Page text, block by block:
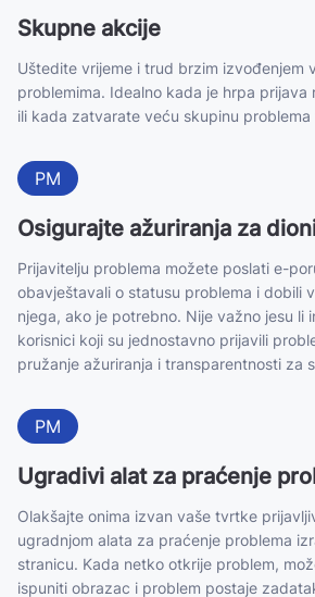
Skupne akcije
Uštedite vrijeme i trud brzim izvođenjem
problemima. Idealno kada je hrpa prijava
ili kada zatvarate veću skupinu problema
PM
Osigurajte ažuriranja za
Prijavitelju problema možete poslati e-
obavještavali o statusu problema i dobili
njega, ako je potrebno. Nije važno jesu li
korisnici koji su jednostavno prijavili
pružanje ažuriranja i transparentnosti za
PM
Ugradivi alat za praćenje
Olakšajte onima izvan vaše tvrtke
ugradnjom alata za praćenje problema
stranicu. Kada netko otkrije problem,
ispuniti obrazac i problem postaje